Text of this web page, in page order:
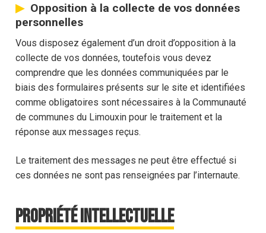
Opposition à la collecte de vos données
personnelles
Vous disposez également d’un droit d’opposition à la
collecte de vos données, toutefois vous devez
comprendre que les données communiquées par le
biais des formulaires présents sur le site et identifiées
comme obligatoires sont nécessaires à la Communauté
de communes du Limouxin pour le traitement et la
réponse aux messages reçus.
Le traitement des messages ne peut être effectué si
ces données ne sont pas renseignées par l’internaute.
Propriété intellectuelle